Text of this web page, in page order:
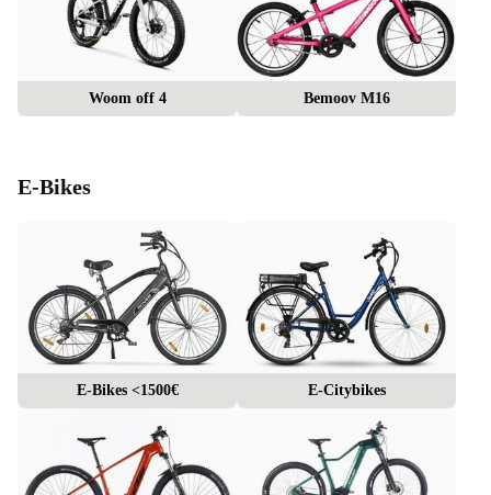
Woom off 4 Bemoov M16
E-Bikes
E-Bikes <1500€ E-Citybikes